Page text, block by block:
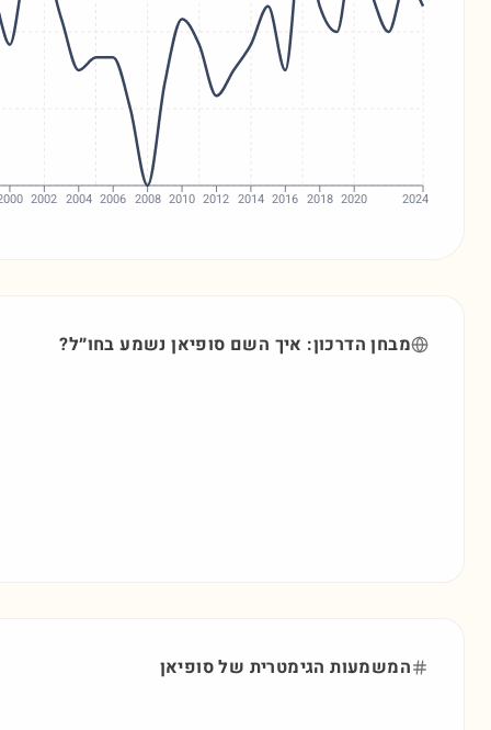
2002 2004 2006 2008 2010 2012 2014 2016 2018 2020 2024
מבחן הדרכון: איך השם סופיאןנשמע בחו״ל?
המשמעות הגימטרית שלסופיאן